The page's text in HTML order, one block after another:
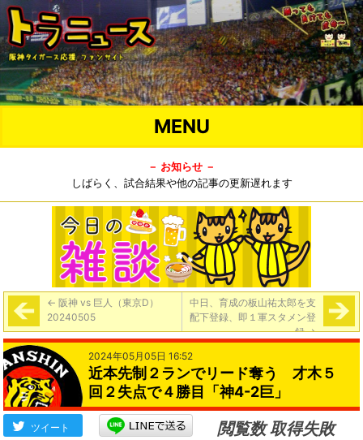
MENU
－ お知らせ －
しばらく、試合結果や他の記事の更新遅れます
← 阪神 vs 巨人（東京D）
20240505
中日、育成の板山祐太郎を支
配下登録、即１軍スタメン登
録→
2024年05月05日 16:52
近本先制２ランでリード奪う 才木５
回２失点で４勝目「神4-2巨」
ツイート
閲覧数 取得失敗